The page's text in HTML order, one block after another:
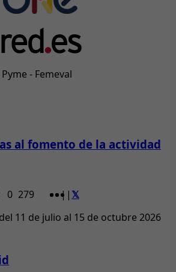
- Femeval
al fomento de la actividad
0 279 | |
11 de julio al 15 de octubre 2026